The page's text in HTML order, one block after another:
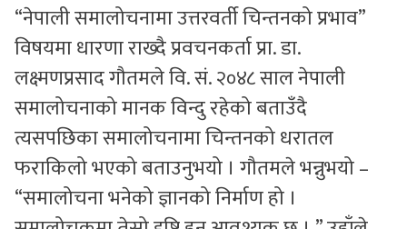
“नेपाली समालोचनामा उत्तरवर्ती चिन्तनको प्रभाव”
विषयमा धारणा राख्दै प्रवचनकर्ता प्रा. डा.
लक्ष्मणप्रसाद गौतमले वि. सं. २०४८ साल नेपाली
समालोचनाको मानक विन्दु रहेको बताउँदै
त्यसपछिका समालोचनामा चिन्तनको धरातल
फराकिलो भएको बताउनुभयो । गौतमले भन्नुभयो –
“समालोचना भनेको ज्ञानको निर्माण हो ।